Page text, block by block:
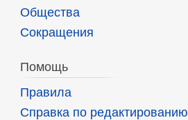
Общества
Сокращения
Помощь
Правила
Справка по редактированию